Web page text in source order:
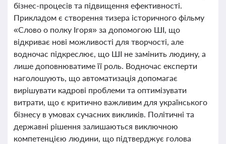
бізнес-процесів та підвищення ефективності.
Прикладом є створення тизера історичного фільму
«Слово о полку Ігоря» за допомогою ШІ, що
відкриває нові можливості для творчості, але
водночас підкреслює, що ШІ не замінить людину, а
лише доповнюватиме її роль. Водночас експерти
наголошують, що автоматизація допомагає
вирішувати кадрові проблеми та оптимізувати
витрати, що є критично важливим для українського
бізнесу в умовах сучасних викликів. Політичні та
державні рішення залишаються виключною
компетенцією людини, що підтверджує голова